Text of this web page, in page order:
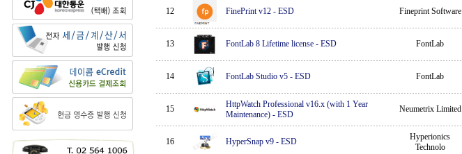
12 FinePrint v12- ESD Fineprint Software
13 FontLab 8 Lifetime license- ESD FontLab
14 FontLab Studio v5- ESD FontLab
15
HttpWatch Professional v16.x (with 1 Year
Maintenance)- ESD
Neumetrix Limited
16 HyperSnap v9- ESD
Hyperionics
Technolo